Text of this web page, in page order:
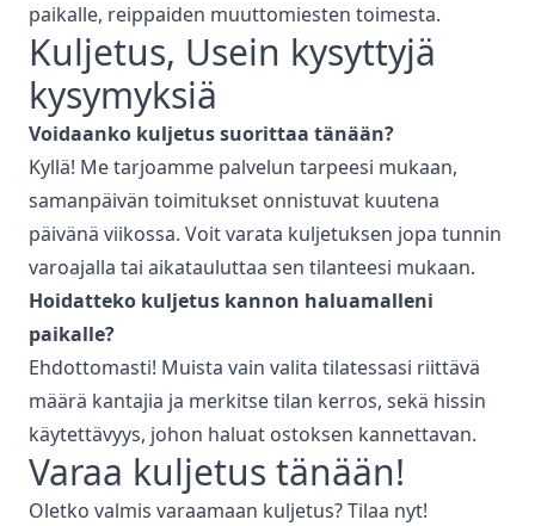
paikalle, reippaiden muuttomiesten toimesta.
Kuljetus, Usein kysyttyjä
kysymyksiä
Voidaanko kuljetussuorittaa tänään?
Kyllä! Me tarjoamme palvelun tarpeesi mukaan,
samanpäivän toimitukset onnistuvat kuutena
päivänä viikossa. Voit varata kuljetuksen jopa tunnin
varoajalla tai aikatauluttaa sen tilanteesi mukaan.
Hoidatteko kuljetus kannon haluamalleni
paikalle?
Ehdottomasti! Muista vain valita tilatessasi riittävä
määrä kantajia ja merkitse tilan kerros, sekä hissin
käytettävyys, johon haluat ostoksen kannettavan.
Varaa kuljetus tänään!
Oletko valmis varaamaan kuljetus? Tilaa nyt!